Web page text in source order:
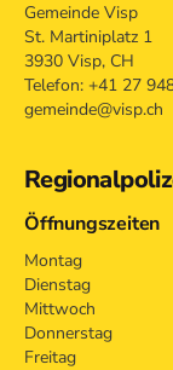
Gemeinde Visp
St. Martiniplatz 1
3930 Visp, CH
Telefon: +41 27
gemeinde@visp.ch
Öffnungszeiten
Montag
Dienstag
Mittwoch
Donnerstag
Freitag